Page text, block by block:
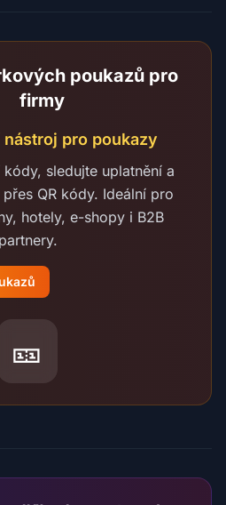
poukazů pro
firmy
pro poukazy
kódy, sledujte uplatnění a
QR kódy. Ideální pro
hotely, e-shopy i B2B
partnery.
🎫